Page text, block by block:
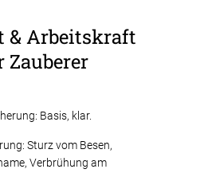
& Arbeitskraft
Zauberer
Basis, klar.
Sturz vom Besen,
Verbrühung am